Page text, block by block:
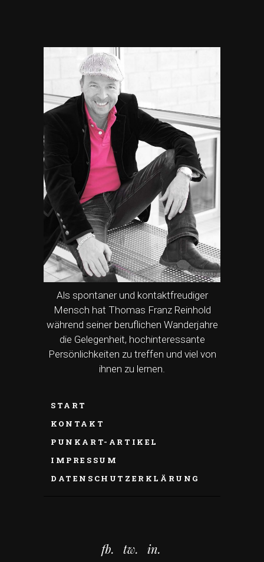
Als spontaner und kontaktfreudiger
Mensch hat Thomas Franz Reinhold
während seiner beruflichen Wanderjahre
die Gelegenheit, hochinteressante
Persönlichkeiten zu treffen und viel von
ihnen zu lernen.
START
KONTAKT
PUNKART-ARTIKEL
IMPRESSUM
DATENSCHUTZERKLÄRUNG
fb. tw. in.